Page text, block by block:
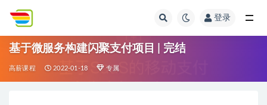
登录
基于微服务构建闪聚支付项目 | 完结
高薪课程 2022-01-18 专属